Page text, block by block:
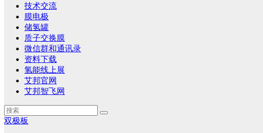
技术交流
膜电极
储氢罐
质子交换膜
微信群和通讯录
资料下载
氢能线上展
艾邦官网
艾邦智飞网
双极板